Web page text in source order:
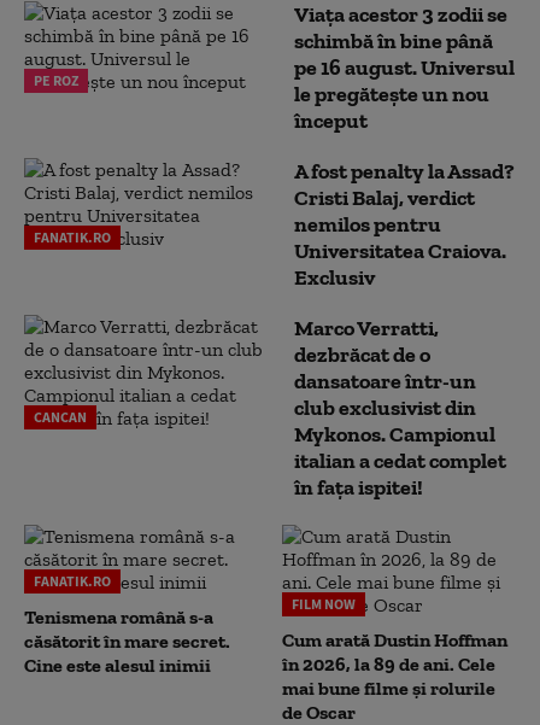
PE ROZ
Viața acestor 3 zodii se
schimbă în bine până
pe 16 august. Universul
le pregătește un nou
început
FANATIK.RO
A fost penalty la Assad?
Cristi Balaj, verdict
nemilos pentru
Universitatea Craiova.
Exclusiv
CANCAN
Marco Verratti,
dezbrăcat de o
dansatoare într-un
club exclusivist din
Mykonos. Campionul
italian a cedat complet
în fața ispitei!
FANATIK.RO
Tenismena română s-a
căsătorit în mare secret.
Cine este alesul inimii
FILM NOW
Cum arată Dustin Hoffman
în 2026, la 89 de ani. Cele
mai bune filme și rolurile
de Oscar